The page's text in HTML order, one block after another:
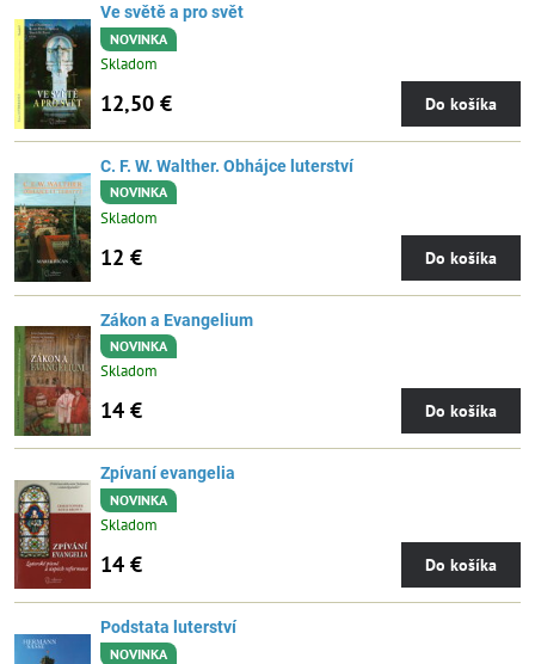
Ve světě a pro svět
NOVINKA
Skladom
12,50 € Do košíka
C. F. W. Walther. Obhájce luterství
NOVINKA
Skladom
12 € Do košíka
Zákon a Evangelium
NOVINKA
Skladom
14 € Do košíka
Zpívaní evangelia
NOVINKA
Skladom
14 € Do košíka
Podstata luterství
NOVINKA